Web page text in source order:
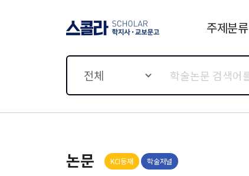
주제분류
전체
논문 KCI등재 학술저널